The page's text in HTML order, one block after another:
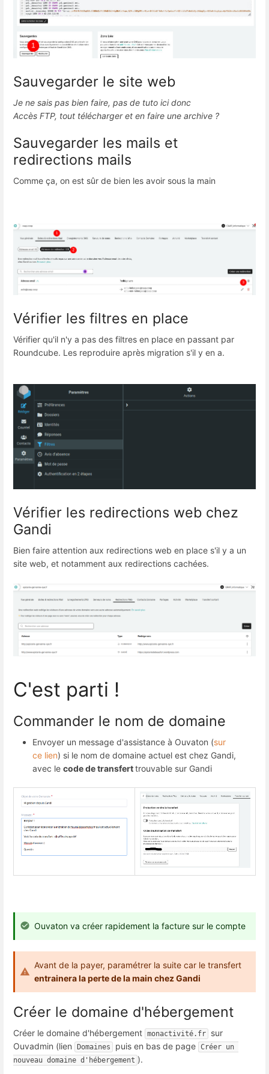
Sauvegarder le site web
Je ne sais pas bien faire, pas de tuto ici donc
Accès FTP, tout télécharger et en faire une archive ?
Sauvegarder les mails et
redirections mails
Comme ça, on est sûr de bien les avoir sous la main
Vérifier les filtres en place
Vérifier qu'il n'y a pas des filtres en place en passant par
Roundcube. Les reproduire après migration s'il y en a.
Vérifier les redirections web chez
Gandi
Bien faire attention aux redirections web en place s'il y a un
site web, et notamment aux redirections cachées.
C'est parti !
Commander le nom de domaine
Envoyer un message d'assistance à Ouvaton (sur
ce lien) si le nom de domaine actuel est chez Gandi,
avec le code de transferttrouvable sur Gandi
Ouvaton va créer rapidement la facture sur le compte
Avant de la payer, paramétrer la suite car le transfert
entrainera la perte de la main chez Gandi
Créer le domaine d'hébergement
Créer le domaine d'hébergement monactivité.fr
sur
Ouvadmin (lien
Domaines puis en bas de page Créer un
nouveau domaine d'hébergement ).